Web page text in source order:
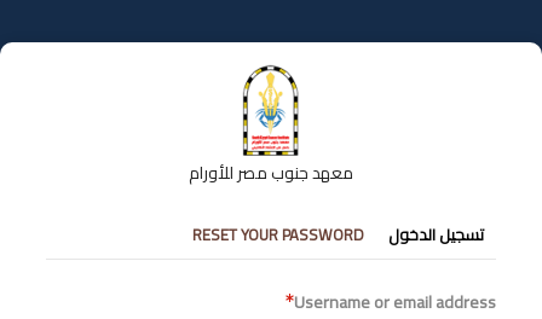
إلى
المحتوى
معهد جنوب مصر للأورام
التبويبات
الأساسية
تسجيل الدخول RESET YOUR PASSWORD
Username or email address